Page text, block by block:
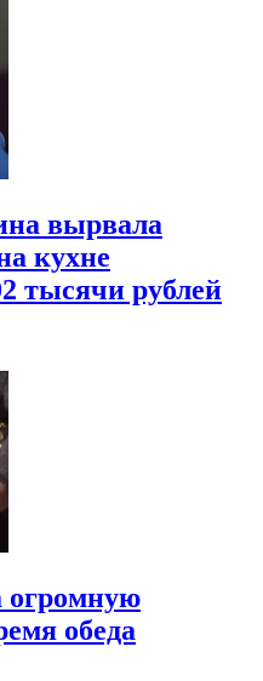
вырвала
кухне
тысячи рублей
обеда